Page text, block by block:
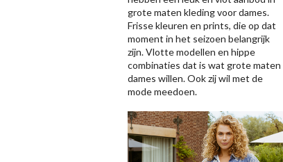
grote maten kleding voor dames.
Frisse kleuren en prints, die op dat
moment in het seizoen belangrijk
zijn. Vlotte modellen en hippe
combinaties dat is wat grote maten
dames willen. Ook zij wil met de
mode meedoen.